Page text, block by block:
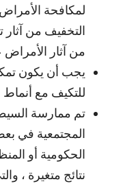
لمكافحة
التخفيف من آثار
من آثار الأمراض
يجب أن يكون
للتكيف مع أنماط
تم ممارسة
المجتمعية في
الحكومية أو
نتائج متغيرة ،